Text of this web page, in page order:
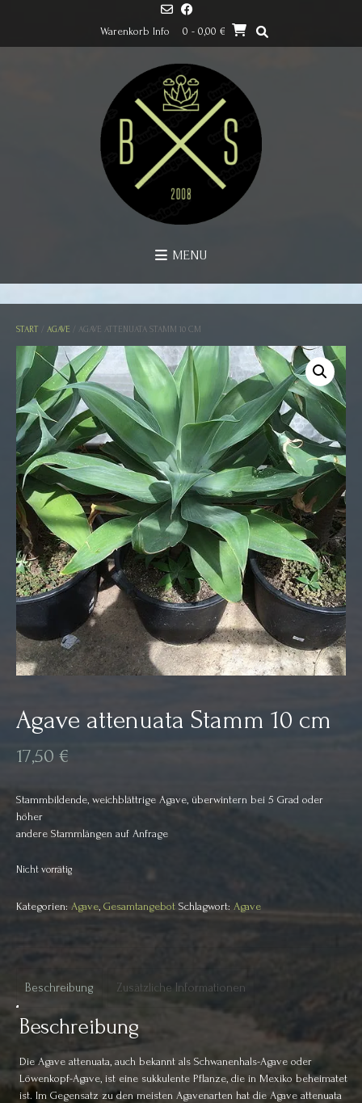
Warenkorb Info 0 - 0,00 €
MENU
START AGAVE / AGAVE ATTENUATA STAMM 10 CM
Agave attenuata Stamm 10 cm
17,50 €
Stammbildende, weichblättrige Agave, überwintern bei 5 Grad oder
höher
andere Stammlängen auf Anfrage
Nicht vorrätig
Kategorien: Agave, Gesamtangebot Schlagwort: Agave
Beschreibung Zusätzliche Informationen
Beschreibung
Die Agave attenuata, auch bekannt als Schwanenhals-Agave oder
Löwenkopf-Agave, ist eine sukkulente Pflanze, die in Mexiko beheimatet
ist. Im Gegensatz zu den meisten Agavenarten hat die Agave attenuata